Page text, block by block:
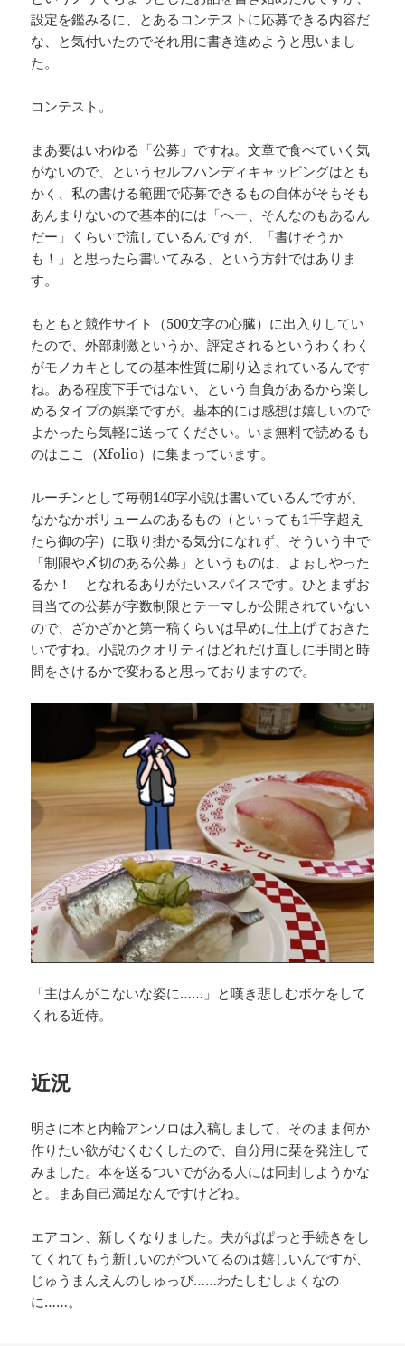
設定を鑑みるに、とあるコンテストに応募できる内容だ
な、と気付いたのでそれ用に書き進めようと思いまし
た。
コンテスト。
まあ要はいわゆる「公募」ですね。文章で食べていく気
がないので、というセルフハンディキャッピングはとも
かく、私の書ける範囲で応募できるもの自体がそもそも
あんまりないので基本的には「へー、そんなのもあるん
だー」くらいで流しているんですが、「書けそうか
も！」と思ったら書いてみる、という方針ではありま
す。
もともと競作サイト（500文字の心臓）に出入りしてい
たので、外部刺激というか、評定されるというわくわく
がモノカキとしての基本性質に刷り込まれているんです
ね。ある程度下手ではない、という自負があるから楽し
めるタイプの娯楽ですが。基本的には感想は嬉しいので
よかったら気軽に送ってください。いま無料で読めるも
のはここ（Xfolio） に集まっています。
ルーチンとして毎朝140字小説は書いているんですが、
なかなかボリュームのあるもの（といっても1千字超え
たら御の字）に取り掛かる気分になれず、そういう中で
「制限や〆切のある公募」というものは、よぉしやった
るか！ となれるありがたいスパイスです。ひとまずお
目当ての公募が字数制限とテーマしか公開されていない
ので、ざかざかと第一稿くらいは早めに仕上げておきた
いですね。小説のクオリティはどれだけ直しに手間と時
間をさけるかで変わると思っておりますので。
「主はんがこないな姿に……」と嘆き悲しむボケをして
くれる近侍。
近況
明さに本と内輪アンソロは入稿しまして、そのまま何か
作りたい欲がむくむくしたので、自分用に栞を発注して
みました。本を送るついでがある人には同封しようかな
と。まあ自己満足なんですけどね。
エアコン、新しくなりました。夫がぱぱっと手続きをし
てくれてもう新しいのがついてるのは嬉しいんですが、
じゅうまんえんのしゅっぴ……わたしむしょくなの
に……。